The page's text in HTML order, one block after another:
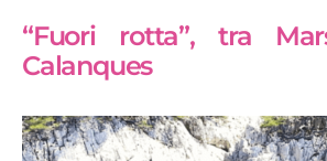
“Fuori rotta”, tra
Calanques